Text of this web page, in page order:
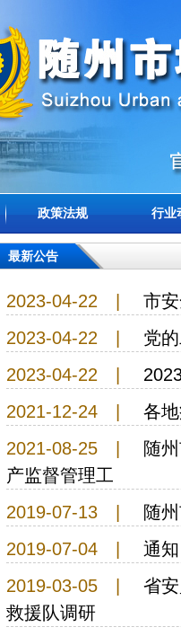
政策法规 行业
最新公告
2023-04-22
市
2023-04-22
党
2023-04-22
2021-12-24
各
2021-08-25
随
产监督管理工
2019-07-13
随
2019-07-04
通知
2019-03-05
省
救援队调研